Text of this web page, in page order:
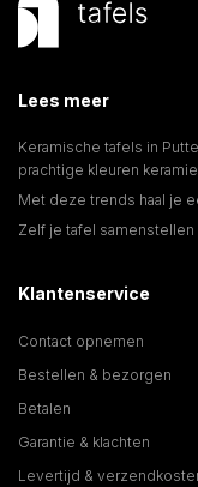
Lees meer
Keramische tafels in
prachtige kleuren
Met deze trends haal je
Zelf je tafel
Klantenservice
Contact opnemen
Bestellen & bezorgen
Betalen
Garantie & klachten
Levertijd &